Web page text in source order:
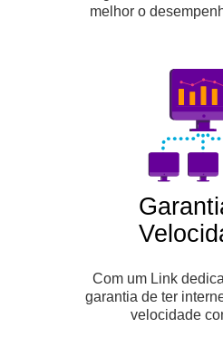
melhor o
Com um Link
garantia de ter
velocidade